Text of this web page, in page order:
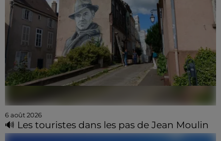
6 août 2026
🔊 Les touristes dans les pas de Jean Moulin